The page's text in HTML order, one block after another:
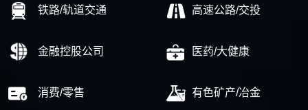
铁路/轨道交通 高速公路/交投
金融控股公司 医药/大健康
消费/零售 有色矿产/冶金